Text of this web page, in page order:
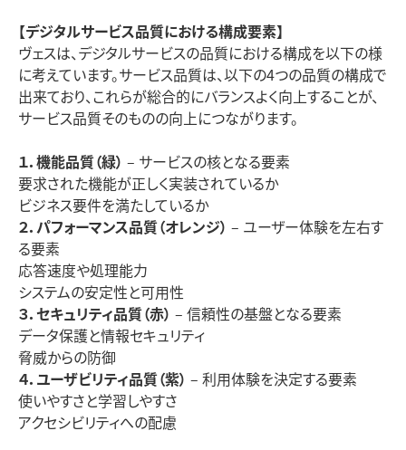
【デジタルサービス品質における構成要素】
ヴェスは、デジタルサービスの品質における構成を以下の様
に考えています。サービス品質は、以下の4つの品質の構成で
出来ており、これらが総合的にバランスよく向上することが、
サービス品質そのものの向上につながります。
１．機能品質（緑） – サービスの核となる要素
要求された機能が正しく実装されているか
ビジネス要件を満たしているか
２．パフォーマンス品質（オレンジ） – ユーザー体験を左右す
る要素
応答速度や処理能力
システムの安定性と可用性
３．セキュリティ品質（赤） – 信頼性の基盤となる要素
データ保護と情報セキュリティ
脅威からの防御
４．ユーザビリティ品質（紫） – 利用体験を決定する要素
使いやすさと学習しやすさ
アクセシビリティへの配慮